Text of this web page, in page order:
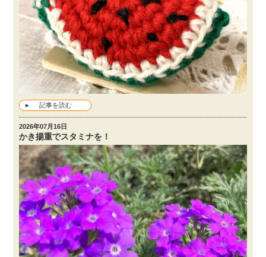
記事を読む
2026年07月16日
かき揚重でスタミナを！